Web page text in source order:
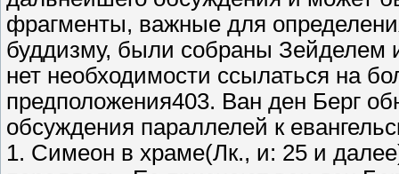
фрагменты, важные для
буддизму, были собраны Зейделем
нет необходимости ссылаться на
предположения403. Ван ден Берг
обсуждения параллелей к
1. Симеон в храме(Лк., и: 25 и